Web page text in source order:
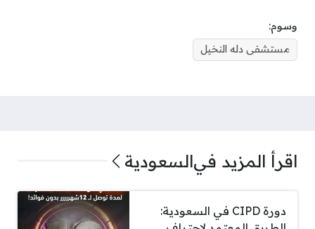
وسوم:
مستشفى دله النخيل
اقرأ المزيد فيالسعودية
دورة CIPD في السعودية: